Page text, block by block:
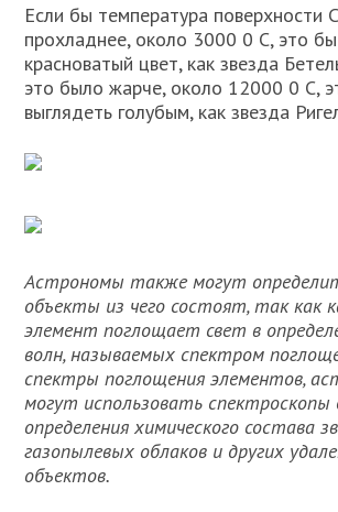
Если бы температура поверхности
прохладнее, около 3000 0 С, это
красноватый цвет, как звезда
это было жарче, около 12000 0 С,
выглядеть голубым, как звезда
Астрономы также могут
объекты из чего состоят, так как
элемент поглощает свет в
волн, называемых спектром
спектры поглощения элементов,
могут использовать спектроскопы
определения химического состава
газопылевых облаков и других
объектов.